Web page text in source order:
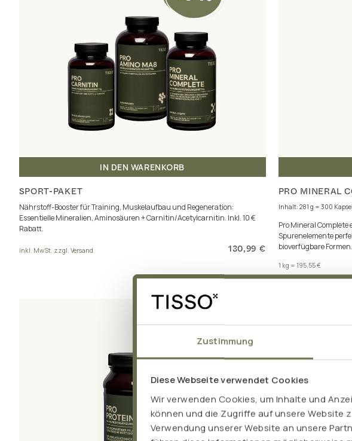
Zustimmung
Diese Webseite verwendet Cookies
Wir verwenden Cookies, um Inhalte und
können und die Zugriffe auf unsere Website
Verwendung unserer Website an unsere
IN DEN WARENKORB
SPORT-PAKET
Nährstoff-Booster für Training, Muskelaufbau und Regeneration:
Essentielle Mineralien, Aminosäuren + Carnitin/Acetylcarnitin. Inkl. 10 €
Rabatt.
inkl. MwSt. zzgl. Versand 130,99 €
PRO MINERAL
Inhalt: 281 g = 300
Pro Mineral
Spurenelemente
bioverfügbare Formen.
1 kg = 195,55 €
inkl. MwSt. zzgl. Versand